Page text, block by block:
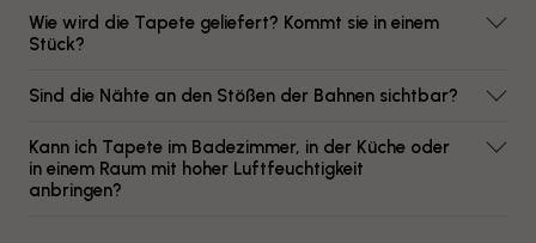
Wie wird die Tapete geliefert? Kommt sie in einem
Stück?
Sind die Nähte an den Stößen der Bahnen sichtbar?
Kann ich Tapete im Badezimmer, in der Küche oder
in einem Raum mit hoher Luftfeuchtigkeit
anbringen?